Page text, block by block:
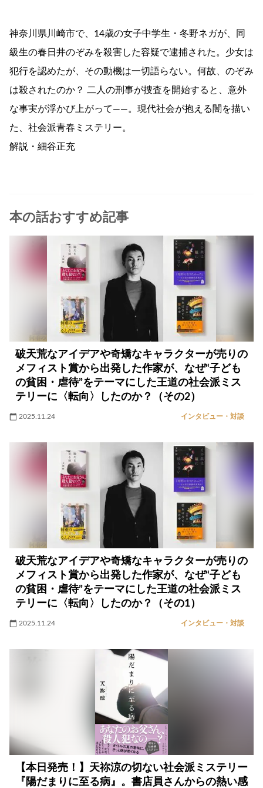
神奈川県川崎市で、14歳の女子中学生・冬野ネガが、同
級生の春日井のぞみを殺害した容疑で逮捕された。少女は
犯行を認めたが、その動機は一切語らない。何故、のぞみ
は殺されたのか？ 二人の刑事が捜査を開始すると、意外
な事実が浮かび上がって――。現代社会が抱える闇を描い
た、社会派青春ミステリー。
解説・細谷正充
本の話おすすめ記事
破天荒なアイデアや奇矯なキャラクターが売りの
メフィスト賞から出発した作家が、なぜ“子ども
の貧困・虐待”をテーマにした王道の社会派ミス
テリーに〈転向〉したのか？（その2）
2025.11.24 インタビュー・対談
破天荒なアイデアや奇矯なキャラクターが売りの
メフィスト賞から出発した作家が、なぜ“子ども
の貧困・虐待”をテーマにした王道の社会派ミス
テリーに〈転向〉したのか？（その1）
2025.11.24 インタビュー・対談
【本日発売！】天祢涼の切ない社会派ミステリー
『陽だまりに至る病』。書店員さんからの熱い感